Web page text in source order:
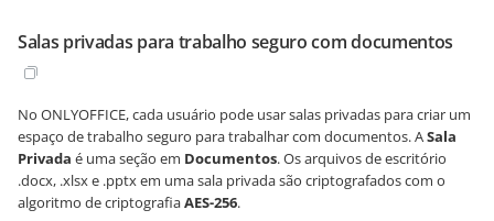
Salas privadas para trabalho seguro com documentos
No ONLYOFFICE, cada usuário pode usar salas privadas para criar um
espaço de trabalho seguro para trabalhar com documentos. ASala
Privada é uma seção em Documentos. Os arquivos de escritório
.docx, .xlsx e .pptx em uma sala privada são criptografados com o
algoritmo de criptografiaAES-256.